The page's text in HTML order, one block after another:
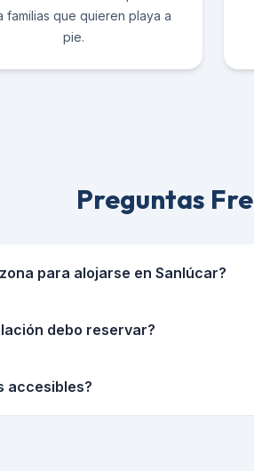
familias que quieren playa a
pie.
Preguntas
para alojarse en Sanlúcar?
debo reservar?
accesibles?